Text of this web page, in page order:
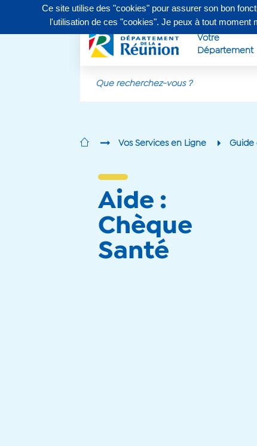
Contactez-nous au 0262 90 30 30, du lundi au
Votre
Département
Vos Services en Ligne Guide
Aide :
Chèque
Santé
Ce site utilise des "cookies" pour assurer son bon
l'utilisation de ces "cookies". Je peux à tout